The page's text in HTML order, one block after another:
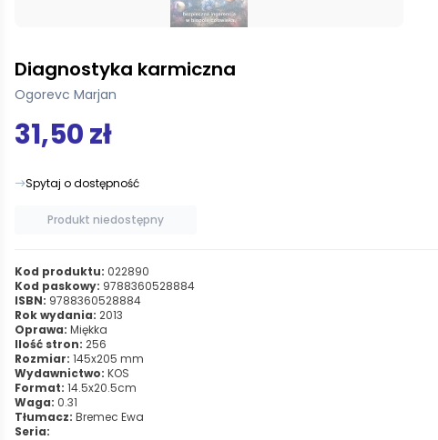
Diagnostyka karmiczna
Ogorevc Marjan
31,50 zł
Spytaj o dostępność
Produkt niedostępny
Kod produktu: 022890
Kod paskowy: 9788360528884
ISBN: 9788360528884
Rok wydania: 2013
Oprawa: Miękka
Ilość stron: 256
Rozmiar: 145x205 mm
Wydawnictwo: KOS
Format: 14.5x20.5cm
Waga: 0.31
Tłumacz: Bremec Ewa
Seria: